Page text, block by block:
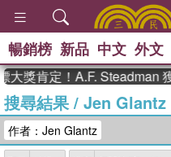
熱
暢銷榜 新品 中文 外文
獎肯定！A.F. Steadman
搜尋結果/ Jen Glantz
作者：Jen Glantz